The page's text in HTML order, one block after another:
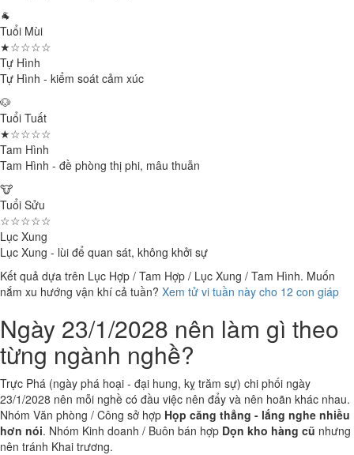
🐐
Tuổi Mùi
★☆☆☆☆
Tự Hình
Tự Hình - kiểm soát cảm xúc
🐶
Tuổi Tuất
★☆☆☆☆
Tam Hình
Tam Hình - đề phòng thị phi, mâu thuẫn
🐮
Tuổi Sửu
☆☆☆☆☆
Lục Xung
Lục Xung - lùi để quan sát, không khởi sự
Kết quả dựa trên Lục Hợp / Tam Hợp / Lục Xung / Tam Hình. Muốn
nắm xu hướng vận khí cả tuần? Xem tử vi tuần này cho 12 con giáp
Ngày 23/1/2028 nên làm gì theo
từng ngành nghề?
Trực Phá (ngày phá hoại - đại hung, kỵ trăm sự) chi phối ngày
23/1/2028 nên mỗi nghề có đầu việc nên đẩy và nên hoãn khác nhau.
Nhóm Văn phòng / Công sở hợp Họp căng thẳng - lắng nghe nhiều
hơn nói. Nhóm Kinh doanh / Buôn bán hợp Dọn kho hàng cũ nhưng
nên tránh Khai trương.